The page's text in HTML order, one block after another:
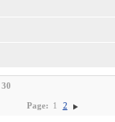
30
Page: 1 2